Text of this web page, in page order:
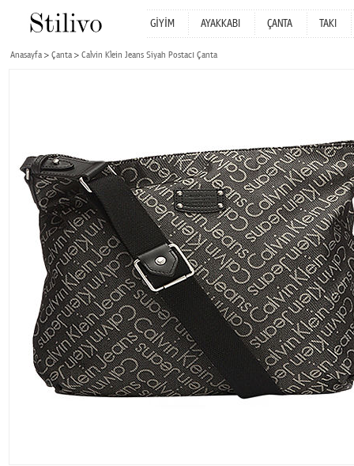
GİYİM AYAKKABI ÇANTA TAKI
Anasayfa Çanta Calvin Klein Jeans Siyah Postacı Çanta